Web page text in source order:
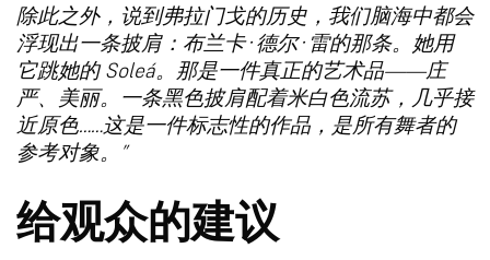
除此之外，说到弗拉门戈的历史，我们脑海中都会
浮现出一条披肩：布兰卡·德尔·雷的那条。她用
它跳她的 Soleá。那是一件真正的艺术品——庄
严、美丽。一条黑色披肩配着米白色流苏，几乎接
近原色……这是一件标志性的作品，是所有舞者的
参考对象。”
给观众的建议